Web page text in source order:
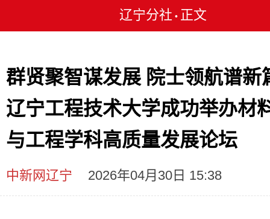
辽宁分社 • 正文
群贤聚智谋发展 院士领航谱
辽宁工程技术大学成功举办材
与工程学科高质量发展论坛
中新网辽宁 2026年04月30日 15:38